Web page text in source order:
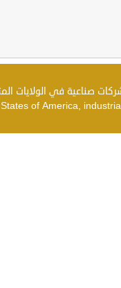
States of America,